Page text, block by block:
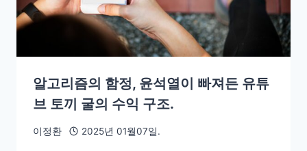
알고리즘의 함정, 윤석열이 빠져든 유튜
브 토끼 굴의 수익 구조.
이정환 2025년 01월07일.